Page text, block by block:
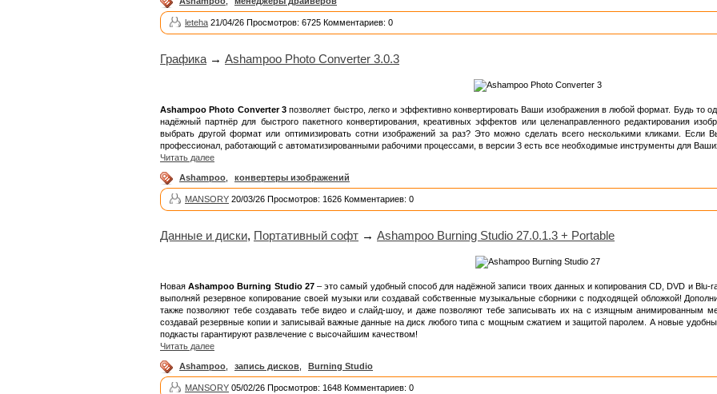
leteha 21/04/26 Просмотров: 6725 Комментариев: 0
Графика → Ashampoo Photo Converter 3.0.3
Ashampoo Photo Converter 3позволяет быстро, легко и эффективно конвертировать Ваши изображения в любой формат. Будь то
надёжный партнёр для быстрого пакетного конвертирования, креативных эффектов или целенаправленного редактирования
выбрать другой формат или оптимизировать сотни изображений за раз? Это можно сделать всего несколькими кликами. Если
профессионал, работающий с автоматизированными рабочими процессами, в версии 3 есть все необходимые инструменты для
Читать далее
Ashampoo конвертеры изображений
MANSORY 20/03/26 Просмотров: 1626 Комментариев: 0
Данные и диски, Портативный софт → Ashampoo Burning Studio 27.0.1.3 + Portable
НоваяAshampoo Burning Studio 27– это самый удобный способ для надёжной записи твоих данных и копирования CD, DVD и Blu-
выполняй резервное копирование своей музыки или создавай собственные музыкальные сборники с подходящей обложкой!
также позволяют тебе создавать тебе видео и слайд-шоу, и даже позволяют тебе записывать их на с изящным анимированным
создавай резервные копии и записывай важные данные на диск любого типа с мощным сжатием и защитой паролем. А новые
подкасты гарантируют развлечение с высочайшим качеством!
Читать далее
Ashampoo запись дисков Burning Studio
MANSORY 05/02/26 Просмотров: 1648 Комментариев: 0